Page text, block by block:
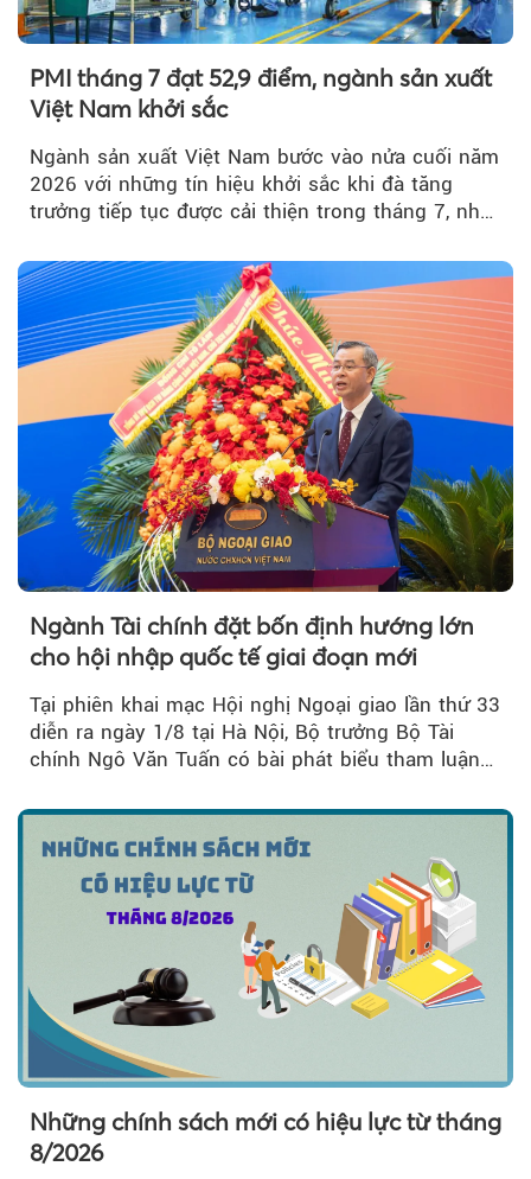
PMI tháng 7 đạt 52,9 điểm, ngành sản xuất
Việt Nam khởi sắc
Ngành sản xuất Việt Nam bước vào nửa cuối năm
2026 với những tín hiệu khởi sắc khi đà tăng
trưởng tiếp tục được cải thiện trong tháng 7, nhờ
nhiệt và niềm tin kinh doanh dần phục hồi.
Ngành Tài chính đặt bốn định hướng lớn
cho hội nhập quốc tế giai đoạn mới
Tại phiên khai mạc Hội nghị Ngoại giao lần thứ 33
diễn ra ngày 1/8 tại Hà Nội, Bộ trưởng Bộ Tài
chính Ngô Văn Tuấn có bài phát biểu tham luận
Những chính sách mới có hiệu lực từ tháng
8/2026